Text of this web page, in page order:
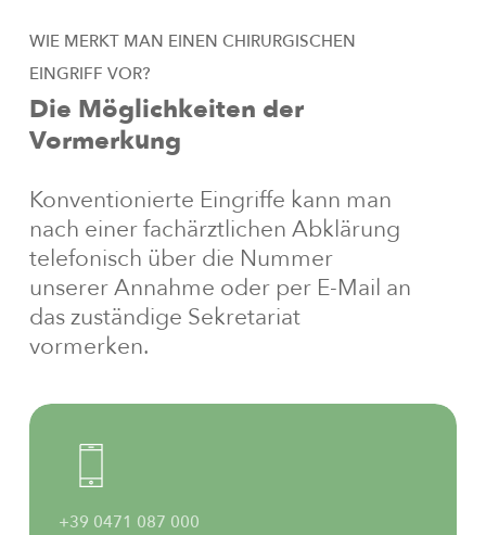
WIE MERKT MAN EINEN CHIRURGISCHEN
EINGRIFF VOR?
Die Möglichkeiten der
Vormerkung
Konventionierte Eingriffe kann man
nach einer fachärztlichen Abklärung
telefonisch über die Nummer
unserer Annahme oder per E-Mail an
das zuständige Sekretariat
vormerken.
+39 0471 087 000